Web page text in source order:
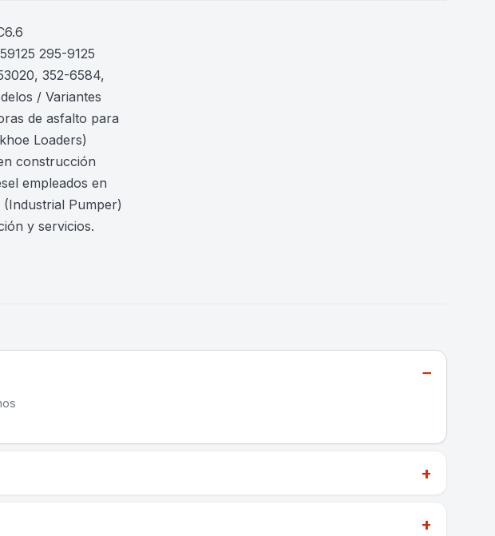
295-9125
352-6584,
/ Variantes
de asfalto para
Loaders)
construcción
empleados en
Pumper)
y servicios.
−
+
+